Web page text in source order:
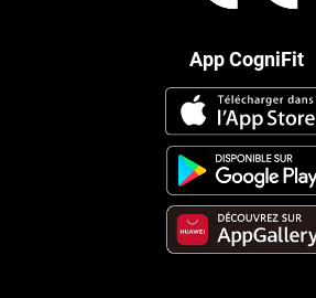
App CogniFit